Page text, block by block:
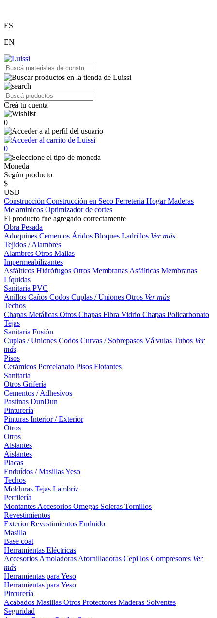
ES
EN
Creá tu cuenta
0
0
Moneda
Según producto
$
USD
Construcción Construcción en Seco Ferretería HogarMaderas
Melaminicos Optimizador de cortes
El producto fue agregado correctamente
Obra Pesada
Adoquines Cementos Áridos Bloques Ladrillos Ver más
Tejidos / Alambres
Alambres Otros Mallas
Impermeabilizantes
Asfálticos Hidrófugos Otros Membranas Asfálticas Membranas
Líquidas
Sanitaria PVC
Anillos Caños Codos Cuplas / Uniones Otros Ver más
Techos
Chapas Metálicas Otros Chapas Fibra Vidrio Chapas Policarbonato
Tejas
Sanitaria Fusión
Cuplas / Uniones Codos Curvas / Sobrepasos Válvulas Tubos Ver
más
Pisos
Cerámicos Porcelanato Pisos Flotantes
Sanitaria
Otros Grifería
Cementos / Adhesivos
Pastinas DunDun
Pinturería
Pinturas Interior / Exterior
Otros
Otros
Aislantes
Aislantes
Placas
Enduídos / MasillasYeso
Techos
Molduras Tejas Lambriz
Perfilería
Montantes Accesorios Omegas Soleras Tornillos
Revestimientos
ExteriorRevestimientos Enduido
Masilla
Base coat
Herramientas Eléctricas
Accesorios Amoladoras Atornilladoras Cepillos Compresores Ver
más
Herramientas para Yeso
Herramientas para Yeso
Pinturería
Acabados Masillas Otros Protectores Maderas Solventes
Seguridad